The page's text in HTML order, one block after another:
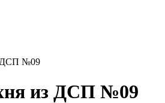
ДСП №09
из ДСП №09